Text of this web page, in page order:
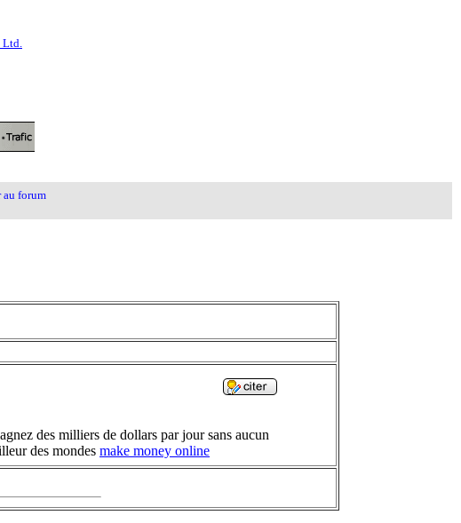
Ltd.
au forum
des milliers de dollars par jour sans aucun
des mondes make money online